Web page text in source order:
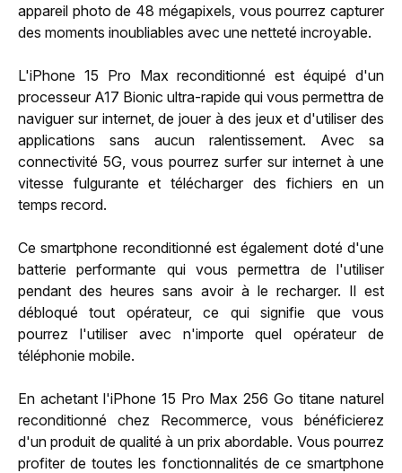
appareil photo de 48 mégapixels, vous pourrez capturer
des moments inoubliables avec une netteté incroyable.
L'iPhone 15 Pro Max reconditionné est équipé d'un
processeur A17 Bionic ultra-rapide qui vous permettra de
naviguer sur internet, de jouer à des jeux et d'utiliser des
applications sans aucun ralentissement. Avec sa
connectivité 5G, vous pourrez surfer sur internet à une
vitesse fulgurante et télécharger des fichiers en un
temps record.
Ce smartphone reconditionné est également doté d'une
batterie performante qui vous permettra de l'utiliser
pendant des heures sans avoir à le recharger. Il est
débloqué tout opérateur, ce qui signifie que vous
pourrez l'utiliser avec n'importe quel opérateur de
téléphonie mobile.
En achetant l'iPhone 15 Pro Max 256 Go titane naturel
reconditionné chez Recommerce, vous bénéficierez
d'un produit de qualité à un prix abordable. Vous pourrez
profiter de toutes les fonctionnalités de ce smartphone